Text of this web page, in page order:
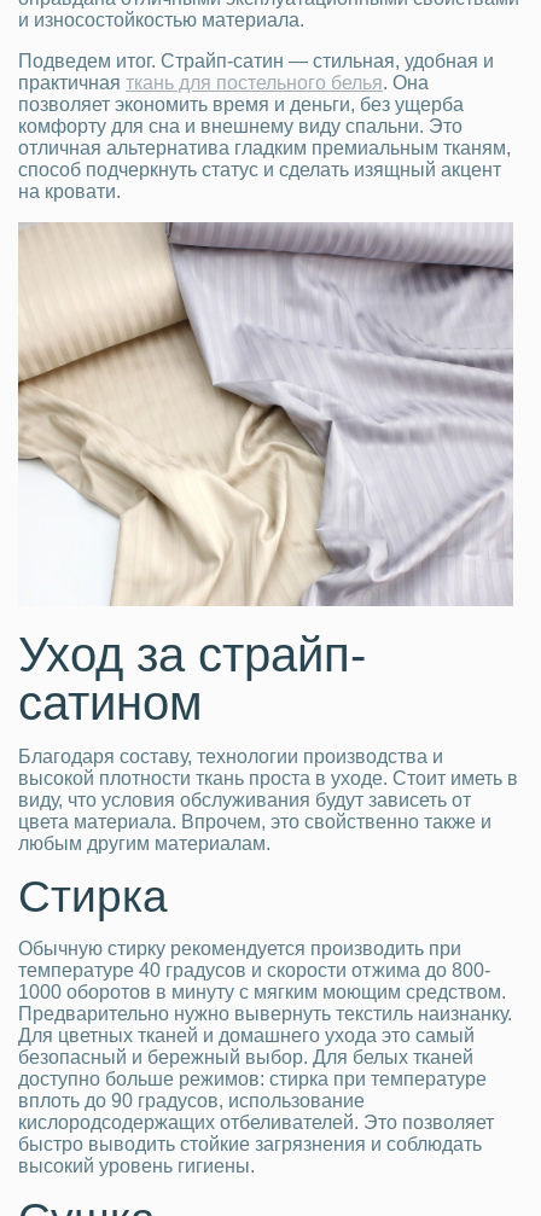
и износостойкостью материала.
Подведем итог. Страйп-сатин — стильная, удобная и
практичная ткань для постельного белья. Она
позволяет экономить время и деньги, без ущерба
комфорту для сна и внешнему виду спальни. Это
отличная альтернатива гладким премиальным тканям,
способ подчеркнуть статус и сделать изящный акцент
на кровати.
Уход за страйп-
сатином
Благодаря составу, технологии производства и
высокой плотности ткань проста в уходе. Стоит иметь в
виду, что условия обслуживания будут зависеть от
цвета материала. Впрочем, это свойственно также и
любым другим материалам.
Стирка
Обычную стирку рекомендуется производить при
температуре 40 градусов и скорости отжима до 800-
1000 оборотов в минуту с мягким моющим средством.
Предварительно нужно вывернуть текстиль наизнанку.
Для цветных тканей и домашнего ухода это самый
безопасный и бережный выбор. Для белых тканей
доступно больше режимов: стирка при температуре
вплоть до 90 градусов, использование
кислородсодержащих отбеливателей. Это позволяет
быстро выводить стойкие загрязнения и соблюдать
высокий уровень гигиены.